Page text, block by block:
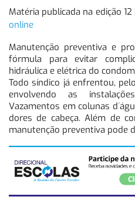
Matéria publicada na edição
online
Manutenção preventiva e
fórmula para evitar
hidráulica e elétrica do
Todo síndico já enfrentou,
envolvendo as
Vazamentos em colunas
dores de cabeça. Além de
manutenção preventiva pode